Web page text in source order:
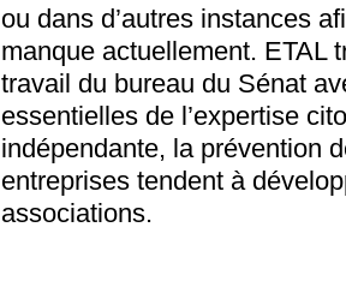
ou dans d’autres instances
manque actuellement. ETAL
travail du bureau du Sénat
essentielles de l’expertise
indépendante, la prévention
entreprises tendent à
associations.